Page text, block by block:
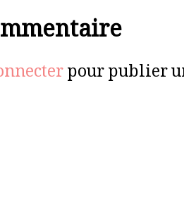
pour publier